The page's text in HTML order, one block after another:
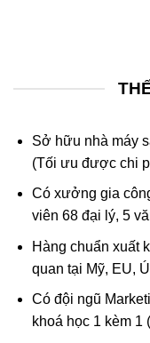
Sở hữu nhà máy
(Tối ưu được chi
Có xưởng gia
viên 68 đại lý, 5
Hàng chuẩn xuất
quan tại Mỹ, EU,
Có đội ngũ
khoá học 1 kèm 1